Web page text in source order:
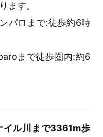
ます。
パロまで:徒歩約6時
まで徒歩圏内:約6
イル川まで3361m歩